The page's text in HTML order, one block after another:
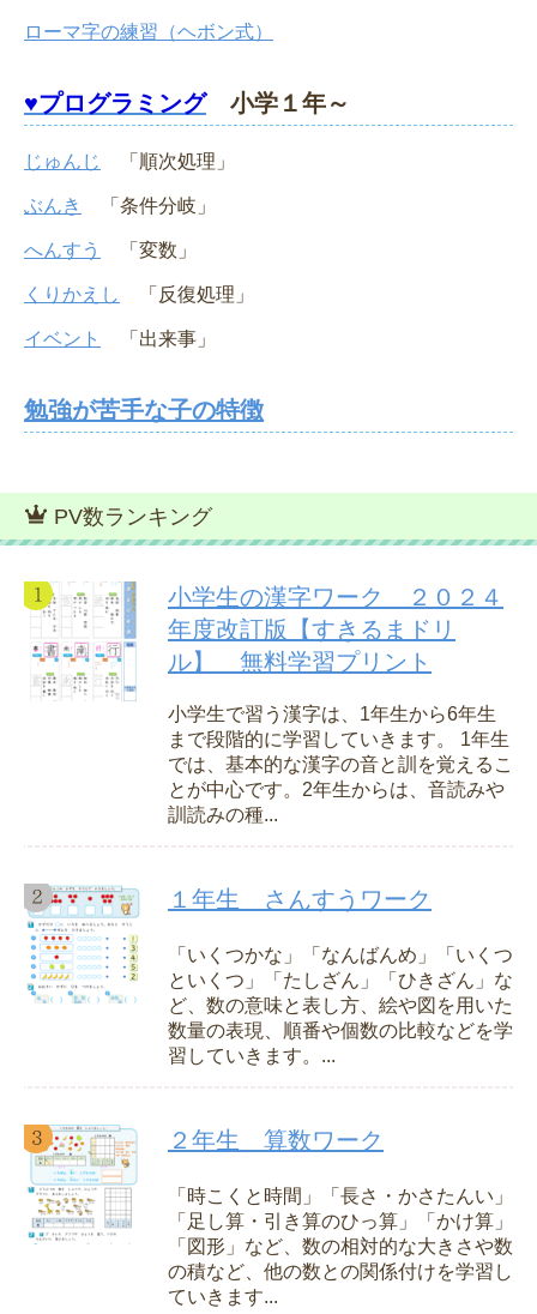
ローマ字の練習（ヘボン式）
♥プログラミング小学１年～
じゅんじ 「順次処理」
ぶんき 「条件分岐」
へんすう 「変数」
くりかえし 「反復処理」
イベント 「出来事」
勉強が苦手な子の特徴
PV数ランキング
小学生の漢字ワーク ２０２４
年度改訂版【すきるまドリ
ル】 無料学習プリント
小学生で習う漢字は、1年生から6年生
まで段階的に学習していきます。 1年生
では、基本的な漢字の音と訓を覚えるこ
とが中心です。2年生からは、音読みや
訓読みの種...
１年生 さんすうワーク
「いくつかな」「なんばんめ」「いくつ
といくつ」「たしざん」「ひきざん」な
ど、数の意味と表し方、絵や図を用いた
数量の表現、順番や個数の比較などを学
習していきます。...
２年生 算数ワーク
「時こくと時間」「長さ・かさたんい」
「足し算・引き算のひっ算」「かけ算」
「図形」など、数の相対的な大きさや数
の積など、他の数との関係付けを学習し
ていきます...